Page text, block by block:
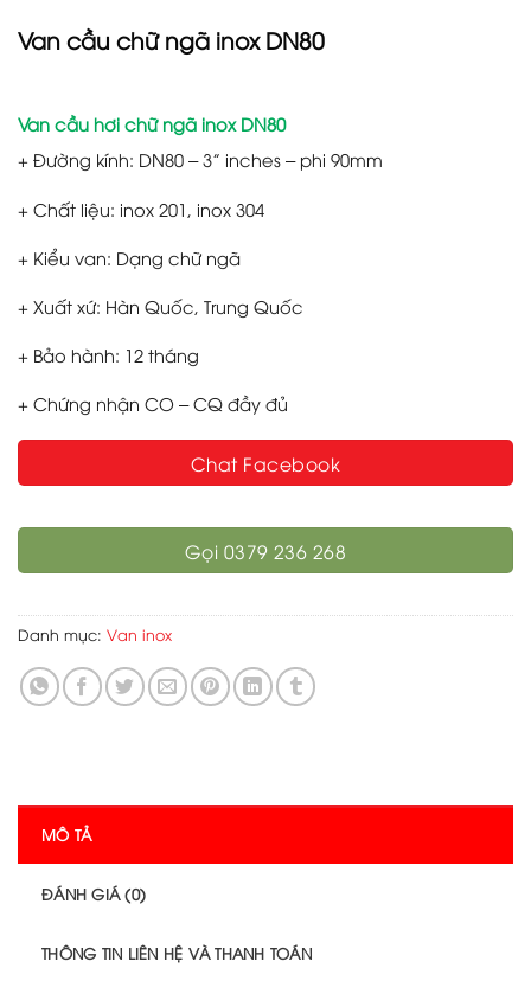
Van cầu chữ ngã inox DN80
Van cầu hơi chữ ngã inox DN80
+ Đường kính: DN80 – 3” inches – phi 90mm
+ Chất liệu: inox 201, inox 304
+ Kiểu van: Dạng chữ ngã
+ Xuất xứ: Hàn Quốc, Trung Quốc
+ Bảo hành: 12 tháng
+ Chứng nhận CO – CQ đầy đủ
Chat Facebook
Gọi 0379 236 268
Danh mục: Van inox
MÔ TẢ
ĐÁNH GIÁ (0)
THÔNG TIN LIÊN HỆ VÀ THANH TOÁN